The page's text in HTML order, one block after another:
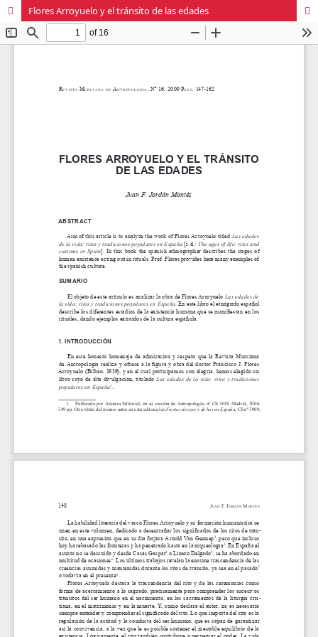
Flores Arroyuelo y el tránsito de las edades